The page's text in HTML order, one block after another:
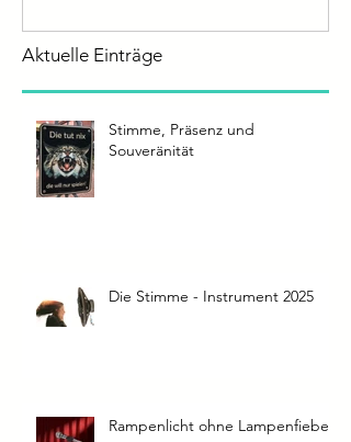
Aktuelle Einträge
Stimme, Präsenz und
Souveränität
Die Stimme - Instrument 2025
Rampenlicht ohne Lampenfieber